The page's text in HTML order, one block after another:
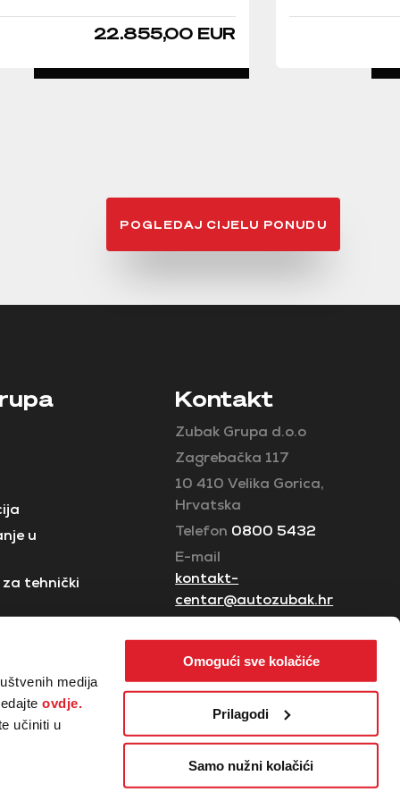
medija
ovdje.
učiniti u
Omogući sve kolačiće
Prilagodi
Samo nužni kolačići
22.855,00 EUR
POGLEDAJ CIJELU PONUDU
u
tehnički
Kontakt
Zubak Grupa d.o.o
Zagrebačka 117
10 410 Velika Gorica,
Hrvatska
Telefon 0800 5432
E-mail
kontakt-
centar@autozubak.hr